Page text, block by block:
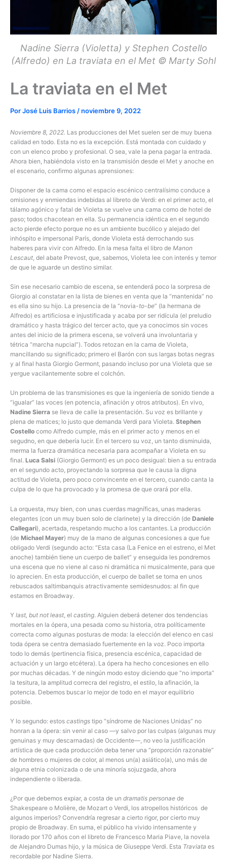
Nadine Sierra (Violetta) y Stephen Costello
(Alfredo) en La traviata en el Met © Marty Sohl
La traviata en el Met
PorJosé Luis Barrios /noviembre 9, 2022
Noviembre 8, 2022. Las producciones del Met suelen ser de muy buena
calidad en todo. Esta no es la excepción. Está montada con cuidado y
con un elenco probo y profesional. O sea, vale la pena pagar la entrada.
Ahora bien, habiéndola visto en la transmisión desde el Met y anoche en
el escenario, confirmo algunas aprensiones:
Disponer de la cama como el espacio escénico centralísimo conduce a
omisiones y enmiendas indebidas al libreto de Verdi: en el primer acto, el
tálamo agónico y fatal de Violeta se vuelve una cama como de hotel de
paso; todos chacotean en ella. Su permanencia idéntica en el segundo
acto pierde efecto porque no es un ambiente bucólico y alejado del
inhóspito e impersonal París, donde Violeta está derrochando sus
haberes para vivir con Alfredo. En la mesa falta el libro de Manon
Lescaut , del abate Prevost, que, sabemos, Violeta lee con interés y temor
de que le aguarde un destino similar.
Sin ese necesario cambio de escena, se entenderá poco la sorpresa de
Giorgio al constatar en la lista de bienes en venta que la “mantenida” no
es ella sino su hijo. La presencia de la “novia-to-be” (la hermana de
Alfredo) es artificiosa e injustificada y acaba por ser ridícula (el preludio
dramático y hasta trágico del tercer acto, que ya conocimos sin voces
antes del inicio de la primera escena, se volverá una involuntaria y
tétrica “marcha nupcial”). Todos retozan en la cama de Violeta,
mancillando su significado; primero el Barón con sus largas botas negras
y al final hasta Giorgio Germont, pasando incluso por una Violeta que se
yergue vacilantemente sobre el colchón.
Un problema de las transmisiones es que la ingeniería de sonido tiende a
“igualar” las voces (en potencia, afinación y otros atributos). En vivo,
Nadine Sierra se lleva de calle la presentación. Su voz es brillante y
plena de matices; lo justo que demanda Verdi para Violeta. Stephen
Costello como Alfredo cumple, más en el primer acto y menos en el
segudno, en que debería lucir. En el tercero su voz, un tanto disminuida,
merma la fuerza dramática necesaria para acompañar a Violeta en su
final. Luca Salsi (Giorgio Germont) es un poco desigual: bien a su entrada
en el segundo acto, proyectando la sorpresa que le causa la digna
actitud de Violeta, pero poco convincente en el tercero, cuando canta la
culpa de lo que ha provocado y la promesa de que orará por ella.
La orquesta, muy bien, con unas cuerdas magníficas, unas maderas
elegantes (con un muy buen solo de clarinete) y la dirección (de Daniele
Callegari), acertada, respetando mucho a los cantantes. La producción
(de Michael Mayer) muy de la mano de algunas concesiones a que fue
obligado Verdi (segundo acto: “Esta casa (La Fenice en el estreno, el Met
anoche) también tiene un cuerpo de ballet” y enseguida les pondremos
una escena que no viene al caso ni dramática ni musicalmente, para que
lo aprecien. En esta producción, el cuerpo de ballet se torna en unos
rebuscados saltimbanquis atractivamente semidesnudos: al fin que
estamos en Broadway.
Y last, but not least , el casting. Alguien deberá detener dos tendencias
mortales en la ópera, una pesada como su historia, otra políticamente
correcta como algunas posturas de moda: la elección del elenco en casi
toda ópera se centra demasiado fuertemente en la voz. Poco importa
todo lo demás (pertinencia física, presencia escénica, capacidad de
actuación y un largo etcétera). La ópera ha hecho concesiones en ello
por muchas décadas. Y de ningún modo estoy diciendo que “no importa”
la tesitura, la amplitud correcra del registro, el estilo, la afinación, la
potencia. Debemos buscar lo mejor de todo en el mayor equilibrio
posible.
Y lo segundo: estos castings tipo “síndrome de Naciones Unidas” no
honran a la ópera: sin venir al caso —y salvo por las culpas (algunas muy
genuinas y muy descarnadas) de Occidente—, no veo la justificación
artística de que cada producción deba tener una “proporción razonable”
de hombres o mujeres de color, al menos un(a) asiático(a), uno más de
alguna etnia colonizada o de una minoría sojuzgada, ahora
independiente o liberada.
¿Por que debemos expiar, a costa de un dramatis personae de
Shakespeare o Molière, de Mozart o Verdi, los atropellos históricos de
algunos imperios? Convendría regresar a cierto rigor, por cierto muy
propio de Broadway. En suma, el público ha vivido intensamente y
llorado por 170 años con el libreto de Francesco Maria Piave, la novela
de Alejandro Dumas hijo, y la música de Giuseppe Verdi. Esta Traviata es
recordable por Nadine Sierra.